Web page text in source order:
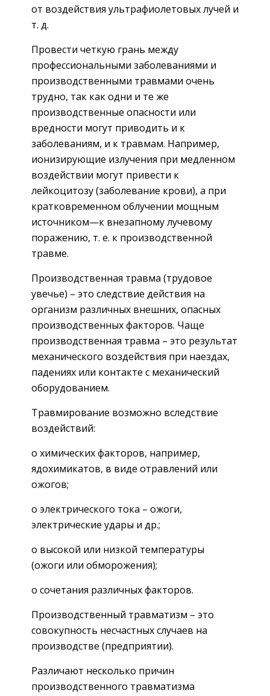
от воздействия ультрафиолетовых лучей и
т. д.
Провести четкую грань между
профессиональными заболеваниями и
производственными травмами очень
трудно, так как одни и те же
производственные опасности или
вредности могут приводить и к
заболеваниям, и к травмам. Например,
ионизирующие излучения при медленном
воздействии могут привести к
лейкоцитозу (заболевание крови), а при
кратковременном облучении мощным
источником—к внезапному лучевому
поражению, т. е. к производственной
травме.
Производственная травма (трудовое
увечье) – это следствие действия на
организм различных внешних, опасных
производственных факторов. Чаще
производственная травма – это результат
механического воздействия при наездах,
падениях или контакте с механический
оборудованием.
Травмирование возможно вследствие
воздействий:
o химических факторов, например,
ядохимикатов, в виде отравлений или
ожогов;
o электрического тока – ожоги,
электрические удары и др.;
o высокой или низкой температуры
(ожоги или обморожения);
o сочетания различных факторов.
Производственный травматизм – это
совокупность несчастных случаев на
производстве (предприятии).
Различают несколько причин
производственного травматизма